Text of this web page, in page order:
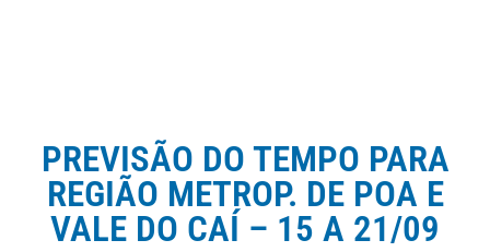
PREVISÃO DO TEMPO PARA
REGIÃO METROP. DE POA E
VALE DO CAÍ – 15 A 21/09